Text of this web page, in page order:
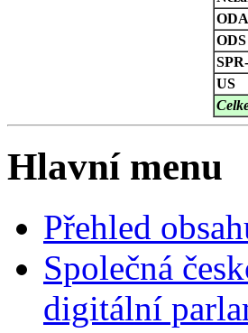
ODA
ODS
US
Hlavní menu
Přehled
Společná
digitální